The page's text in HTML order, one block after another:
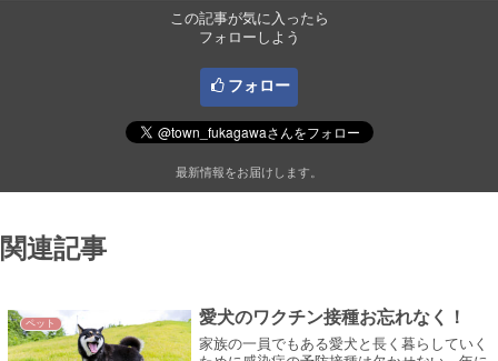
この記事が気に入ったら
フォローしよう
フォロー
最新情報をお届けします。
関連記事
ペット 愛犬のワクチン接種お忘れなく！
家族の一員でもある愛犬と長く暮らしていく